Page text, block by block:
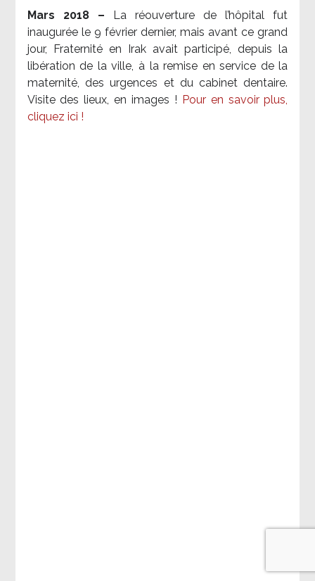
Mars 2018 –
La réouverture de l’hôpital fut
inaugurée le 9 février dernier, mais avant ce grand
jour, Fraternité en Irak avait participé, depuis la
libération de la ville, à la remise en service de la
maternité, des urgences et du cabinet dentaire.
Visite des lieux, en images ! Pour en savoir plus,
cliquez ici !